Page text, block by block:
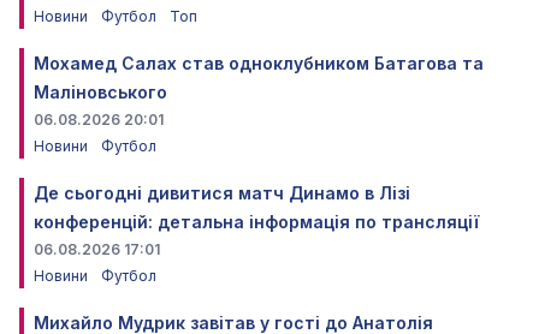
Новини
Футбол Топ
Мохамед Салах став одноклубником Батагова та
Маліновського
06.08.2026 20:01
Новини
Футбол
Де сьогодні дивитися матч Динамо в Лізі
конференцій: детальна інформація по трансляції
06.08.2026 17:01
Новини
Футбол
Михайло Мудрик завітав у гості до Анатолія